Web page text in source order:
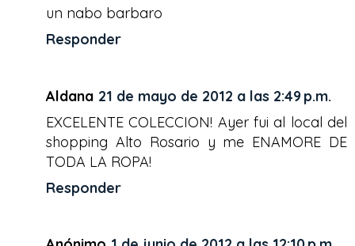
un nabo barbaro
Responder
Aldana 21 de mayo de 2012 a las 2:49 p.m.
EXCELENTE COLECCION! Ayer fui al local del
shopping Alto Rosario y me ENAMORE DE
TODA LA ROPA!
Responder